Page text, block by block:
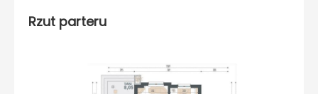
Rzut parteru